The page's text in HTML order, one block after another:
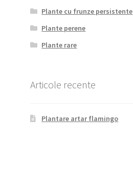
Plante cu frunze persistente
Plante perene
Plante rare
Articole recente
Plantare artar flamingo